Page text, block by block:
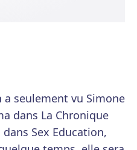
seulement vu Simone
dans La Chronique
Sex Education,